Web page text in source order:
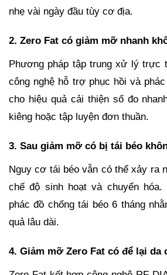
nhẹ vài ngày đầu tùy cơ địa.
2. Zero Fat có giảm mỡ nhanh
Phương pháp tập trung xử lý trực
công nghệ hỗ trợ phục hồi và
cho hiệu quả cải thiện số đo
kiêng hoặc tập luyện đơn thuần.
3. Sau giảm mỡ có bị tái béo
Nguy cơ tái béo vẫn có thể xảy ra
chế độ sinh hoạt và chuyển
phác đồ chống tái béo 6 tháng
quả lâu dài.
4. Giảm mỡ Zero Fat có để lại da